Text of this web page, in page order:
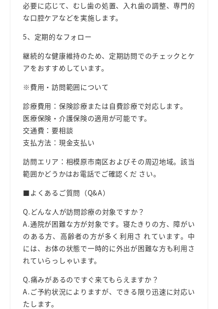
必要に応じて、むし⻭の処置、⼊れ⻭の調整、専⾨的
な⼝腔ケアなどを実施します。
5、定期的なフォロー
継続的な健康維持のため、定期訪問でのチェックとケ
アをおすすめしています。
※費⽤・訪問範囲について
診療費⽤：保険診療または⾃費診療で対応します。
医療保険・介護保険の適⽤が可能です。
交通費：要相談
⽀払⽅法： 現⾦⽀払い
訪問エリア： 相模原市南区およびその周辺地域。該当
範囲かどうかはお電話でご確認くだ さい。
■よくあるご質問（Q&A）
Q.どんな⼈が訪問診療の対象ですか？
A.通院が困難な⽅が対象です。寝たきりの⽅、障がい
のある⽅、⾼齢者の⽅が多く利⽤さ れています。中
には、お体の状態で⼀時的に外出が困難な⽅も利⽤さ
れていらっしゃいます。
Q.痛みがあるのですぐ来てもらえますか？
A.ご予約状況によりますが、できる限り迅速に対応い
たします。